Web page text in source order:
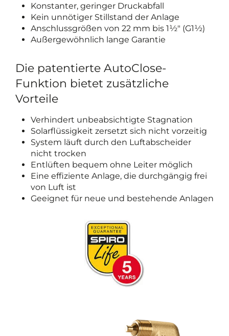
Konstanter, geringer Druckabfall
Kein unnötiger Stillstand der Anlage
Anschlussgrößen von 22 mm bis 1½" (G1½)
Außergewöhnlich lange Garantie
Die patentierte AutoClose-
Funktion bietet zusätzliche
Vorteile
Verhindert unbeabsichtigte Stagnation
Solarflüssigkeit zersetzt sich nicht vorzeitig
System läuft durch den Luftabscheider
nicht trocken
Entlüften bequem ohne Leiter möglich
Eine effiziente Anlage, die durchgängig frei
von Luft ist
Geeignet für neue und bestehende Anlagen